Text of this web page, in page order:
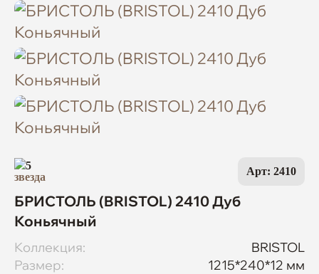
5 Арт: 2410
БРИСТОЛЬ (BRISTOL) 2410 Дуб
Коньячный
Коллекция:
BRISTOL
Размер:
1215*240*12 мм